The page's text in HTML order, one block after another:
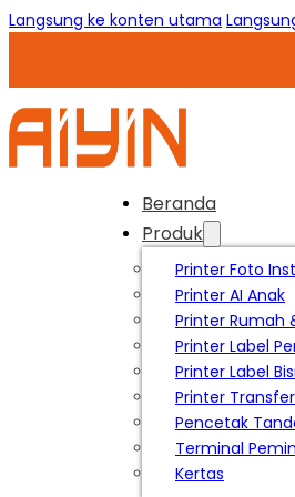
Langsung ke konten utama
Beranda
Produk
Printer Foto
Printer AI Anak
Printer Rumah
Printer Label
Printer Label
Printer
Pencetak
Terminal
Kertas